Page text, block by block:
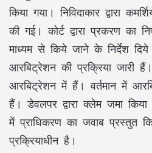
किया गया। निविदाकार द्वारा
की गई। कोर्ट द्वारा प्रकरण का
माध्यम से किये जाने के निर्देश
आरबिट्रेशन की प्रक्रिया जारी
आरबिट्रेशन में हैं। वर्तमान में
हैं। डेवलपर द्वारा क्लेम जमा
में प्राधिकरण का जवाब प्रस्तुत
प्रक्रियाधीन है।